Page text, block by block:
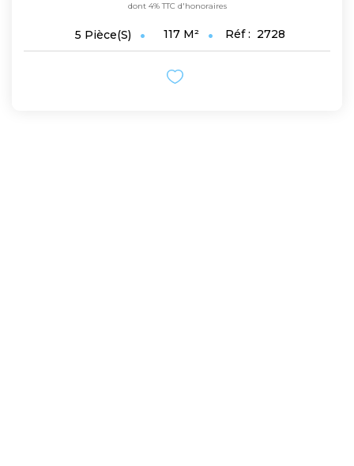
dont 4% TTC d'honoraires
5 Pièce(s) 117 M² Réf : 2728